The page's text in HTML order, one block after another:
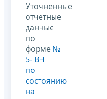
Уточненные
отчетные
данные
по
форме №
5- ВН
по
состоянию
на